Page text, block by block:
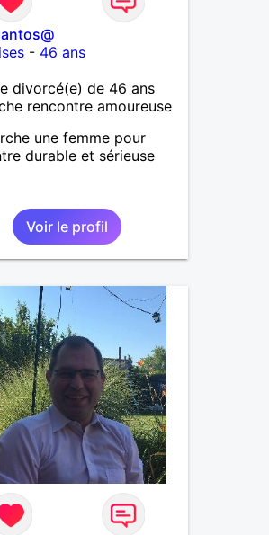
- 46 ans
divorcé(e) de 46 ans
rencontre amoureuse
une femme pour
durable et sérieuse
Voir le profil